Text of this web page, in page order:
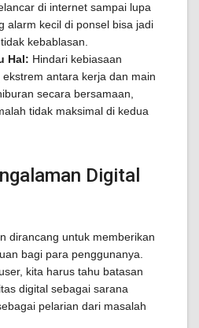
di internet sampai lupa
alarm kecil di ponsel bisa jadi
kebablasan.
Hal: Hindari kebiasaan
antara kerja dan main
secara bersamaan,
tidak maksimal di kedua
Digital
dirancang untuk memberikan
bagi para penggunanya.
kita harus tahu batasan
digital sebagai sarana
pelarian dari masalah